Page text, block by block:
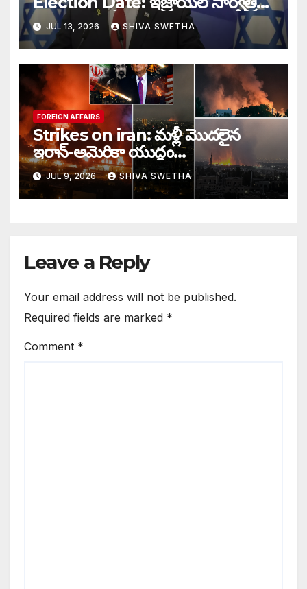
ఎన్నికలకు తేదీ ఖరారు…
JUL 13, 2026 SHIVA SWETHA
FOREIGN AFFAIRS
Strikes on iran: మళ్లీ మొదలైన
ఇరాన్-అమెరికా యుద్ధం…
JUL 9, 2026 SHIVA SWETHA
Leave a Reply
Your email address will not be published.
Required fields are marked *
Comment *